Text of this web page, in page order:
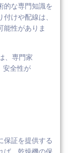
的な専門知識を
けや配線は、
能性がありま
、専門家
安全性が
保証を提供する
ば、乾燥機の保